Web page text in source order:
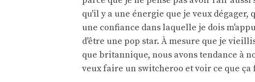
qu'il y a une énergie que je veux dégager,
une confiance dans laquelle je dois
d'être une pop star. À mesure que je
que britannique, nous avons tendance à
veux faire un switcheroo et voir ce que ça